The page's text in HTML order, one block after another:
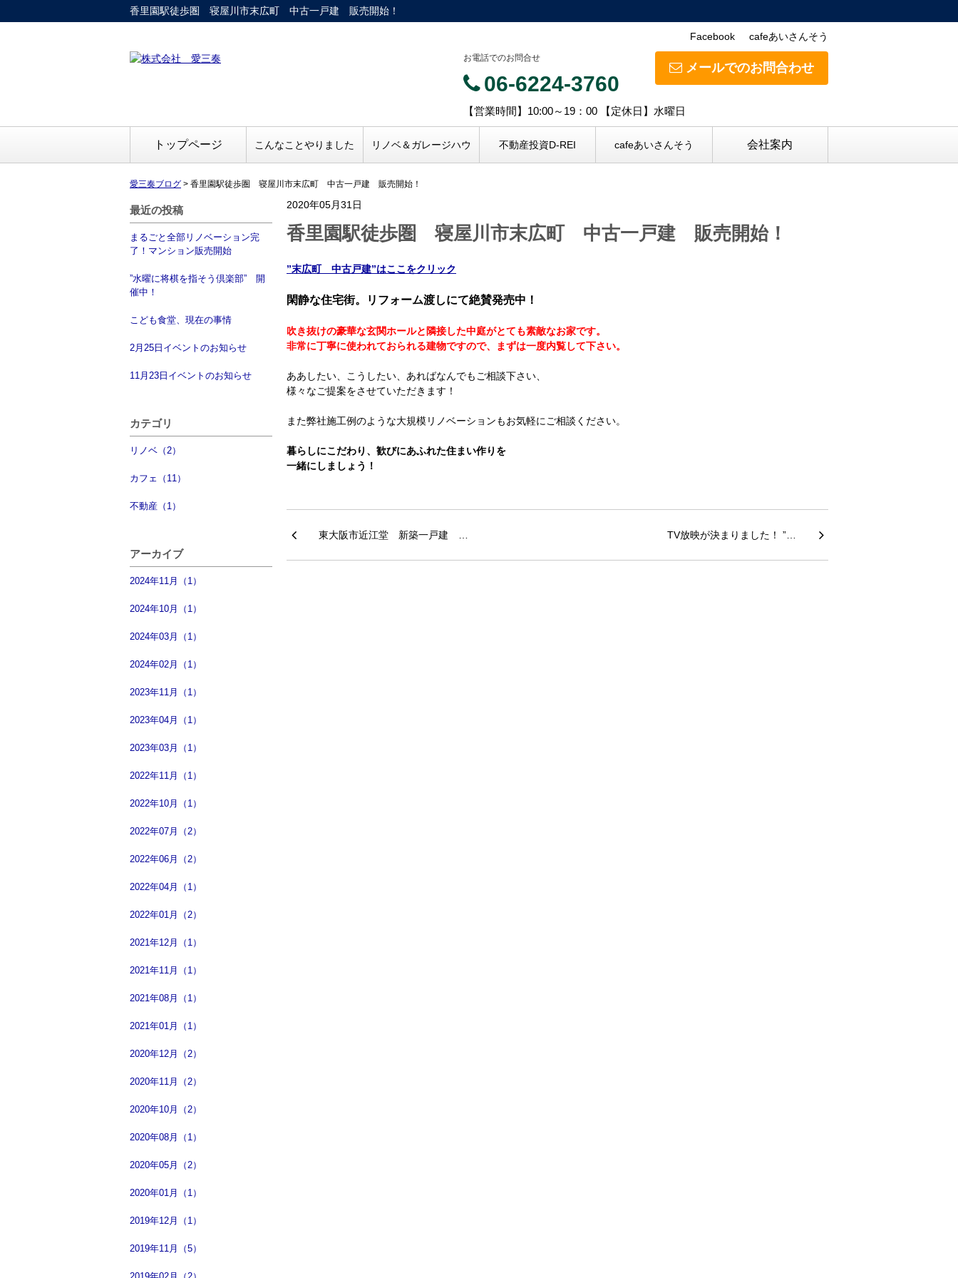
香里園駅徒歩圏 寝屋川市末広町 中古一戸建 販売開始！
Facebook cafeあいさんそう
メールでのお問合わせ
お電話でのお問合せ
06-6224-3760
【営業時間】10:00～19：00 【定休日】水曜日
トップページ こんなことやりました リノベ＆ガレージハウ 不動産投資D-REI cafeあいさんそう 会社案内
愛三奏ブログ > 香里園駅徒歩圏 寝屋川市末広町 中古一戸建 販売開始！
最近の投稿
まるごと全部リノベーション完
了！マンション販売開始
”水曜に将棋を指そう倶楽部” 開
催中！
こども食堂、現在の事情
2月25日イベントのお知らせ
11月23日イベントのお知らせ
カテゴリ
リノベ（2）
カフェ（11）
不動産（1）
アーカイブ
2024年11月（1）
2024年10月（1）
2024年03月（1）
2024年02月（1）
2023年11月（1）
2023年04月（1）
2023年03月（1）
2022年11月（1）
2022年10月（1）
2022年07月（2）
2022年06月（2）
2022年04月（1）
2022年01月（2）
2021年12月（1）
2021年11月（1）
2021年08月（1）
2021年01月（1）
2020年12月（2）
2020年11月（2）
2020年10月（2）
2020年08月（1）
2020年05月（2）
2020年01月（1）
2019年12月（1）
2019年11月（5）
2020年05月31日
香里園駅徒歩圏 寝屋川市末広町 中古一戸建 販売開始！
”末広町 中古戸建”はここをクリック
閑静な住宅街。リフォーム渡しにて絶賛発売中！
吹き抜けの豪華な玄関ホールと隣接した中庭がとても素敵なお家です。
非常に丁寧に使われておられる建物ですので、まずは一度内覧して下さい。
ああしたい、こうしたい、あればなんでもご相談下さい、
様々なご提案をさせていただきます！
また弊社施工例のような大規模リノベーションもお気軽にご相談ください。
暮らしにこだわり、歓びにあふれた住まい作りを
一緒にしましょう！
東大阪市近江堂 新築一戸建 … TV放映が決まりました！ ”…